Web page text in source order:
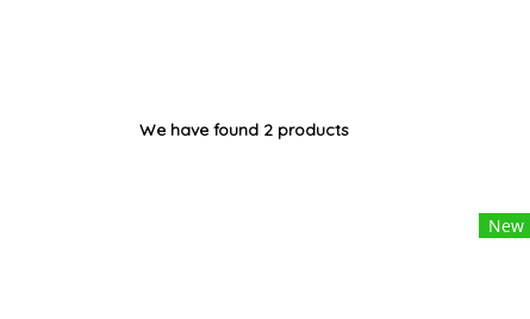
We have found 2 products
New